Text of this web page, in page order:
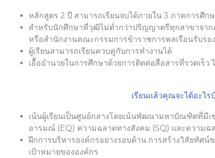
หลักสูตร 2 ปี สามารถเรียนจบได้ภายใน 3 ภาคการศึก
สำหรับนักศึกษาที่วุฒิไม่ต่ำกว่าปริญญาตรีทุกสาขาจาก
หรือสำนักงานคณะกรรมการข้าราชการพลเรือนรับรอง
ผู้เรียนสามารถเรียนควบคู่กับการทำงานได้
เอื้ออำนวยในการศึกษาด้วยการติดต่อสื่อสารที่รวดเร็ว
เรียนแล้วคุณจะได้อะไร
เน้นผู้เรียนเป็นศูนย์กลางโดยเน้นพัฒนามหาบัณฑิตที่มี
อารมณ์ (EQ) ความฉลาดทางสังคม (SQ) และความฉ
ฝึกการบริหารองค์กรอย่างรอบด้าน การสร้างวิสัยทัศน์
เป้าหมายขององค์กร